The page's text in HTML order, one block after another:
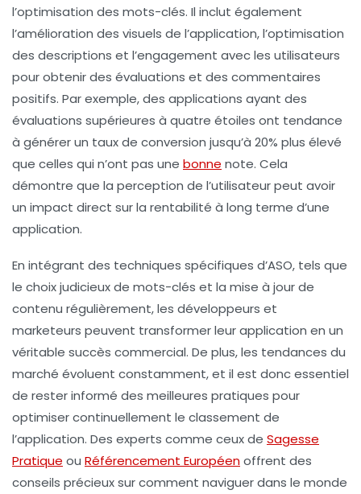
l’optimisation des mots-clés. Il inclut également
l’amélioration des visuels de l’application, l’optimisation
des descriptions et l’engagement avec les utilisateurs
pour obtenir des évaluations et des commentaires
positifs. Par exemple, des applications ayant des
évaluations supérieures à quatre étoiles ont tendance
à générer un taux de conversion jusqu’à 20% plus élevé
que celles qui n’ont pas une bonne note. Cela
démontre que la perception de l’utilisateur peut avoir
un impact direct sur la rentabilité à long terme d’une
application.
En intégrant des techniques spécifiques d’ASO, tels que
le choix judicieux de mots-clés et la mise à jour de
contenu régulièrement, les développeurs et
marketeurs peuvent transformer leur application en un
véritable succès commercial. De plus, les tendances du
marché évoluent constamment, et il est donc essentiel
de rester informé des meilleures pratiques pour
optimiser continuellement le classement de
l’application. Des experts comme ceux de Sagesse
Pratique ou Référencement Européenoffrent des
conseils précieux sur comment naviguer dans le monde